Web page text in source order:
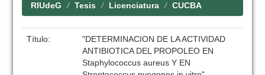
RIUdeG Tesis Licenciatura CUCBA
Título:
"DETERMINACION DE LA ACTIVIDAD
ANTIBIOTICA DEL PROPOLEO EN
Staphylococcus aureus Y EN